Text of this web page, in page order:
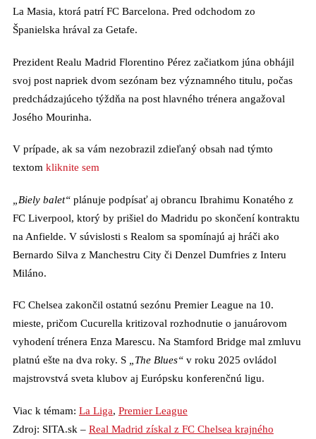
La Masia, ktorá patrí FC Barcelona. Pred odchodom zo
Španielska hrával za Getafe.
Prezident Realu Madrid Florentino Pérez začiatkom júna obhájil
svoj post napriek dvom sezónam bez významného titulu, počas
predchádzajúceho týždňa na post hlavného trénera angažoval
Josého Mourinha.
V prípade, ak sa vám nezobrazil zdieľaný obsah nad týmto
textom kliknite sem
„Biely balet“plánuje podpísať aj obrancu Ibrahimu Konatého z
FC Liverpool, ktorý by prišiel do Madridu po skončení kontraktu
na Anfielde. V súvislosti s Realom sa spomínajú aj hráči ako
Bernardo Silva z Manchestru City či Denzel Dumfries z Interu
Miláno.
FC Chelsea zakončil ostatnú sezónu Premier League na 10.
mieste, pričom Cucurella kritizoval rozhodnutie o januárovom
vyhodení trénera Enza Marescu. Na Stamford Bridge mal zmluvu
platnú ešte na dva roky. S „The Blues“v roku 2025 ovládol
majstrovstvá sveta klubov aj Európsku konferenčnú ligu.
Viac k témam: La Liga, Premier League
Zdroj: SITA.sk – Real Madrid získal z FC Chelsea krajného